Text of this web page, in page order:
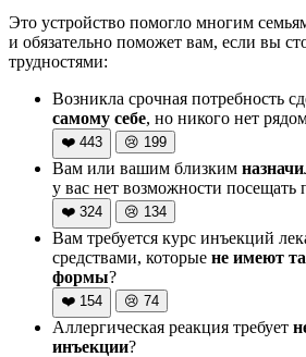
Это устройство помогло многим
и обязательно поможет вам, если вы
трудностями:
Возникла срочная потребность
самому себе, но никого нет
❤️ 443 😢 199
Вам или вашим близким
у вас нет возможности посещать
❤️ 324 😢 134
Вам требуется курс инъекций
средствами, которые не имеют
формы?
❤️ 154 😢 74
Аллергическая реакция требует
инъекции?